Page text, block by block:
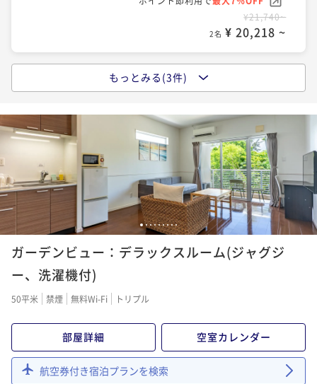
¥21,740~
2名 ¥ 20,218 ~
【朝食付き】全室ジャグジー付き！沖縄の海と空を贅
沢に堪能するリゾートステイ
朝食付き 事前決済可
IN 15:00 - 22:00 OUT10:00
ポイント即利用で最大7％OFF
¥23,940~
2名 ¥ 22,264 ~
ポイントアップ
2連泊以上限定5％OFFでお得に滞在 ＜素泊りプラン
素泊まり 事前決済可
¥47,840~
2名 ¥ 44,491 ~
もっとみる(3件)
1 23456789
ガーデンビュー：デラックスルーム(ジャグジ
ー、洗濯機付)
50平米 禁煙 無料Wi-Fi トリプル
部屋詳細 空室カレンダー
航空券付き宿泊プランを検索